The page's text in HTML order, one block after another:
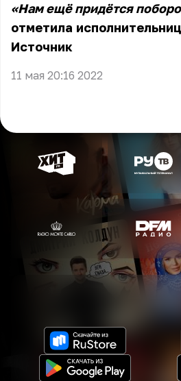
«Нам ещё придётся
отметила
Источник
11 мая 20:16 2022